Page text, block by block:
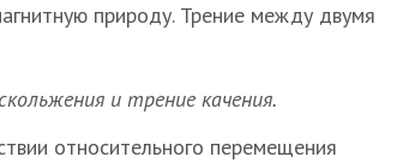
природу. Трение между двумя
и трение качения.
относительного перемещения